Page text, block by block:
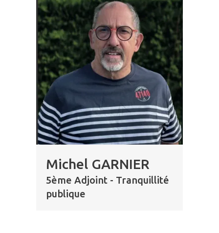
Michel GARNIER
5ème Adjoint - Tranquillité
publique